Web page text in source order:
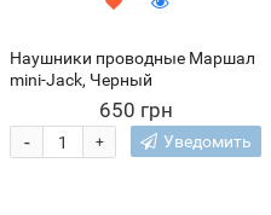
Наушники проводные Маршал
mini-Jack, Черный
650 грн
+
- Уведомить